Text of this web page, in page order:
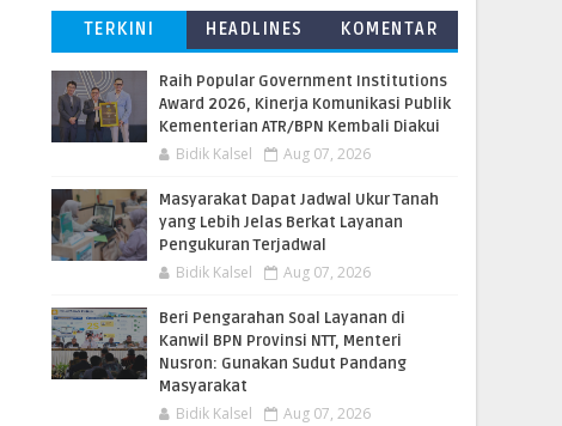
TERKINI HEADLINES KOMENTAR
Raih Popular Government Institutions
Award 2026, Kinerja Komunikasi Publik
Kementerian ATR/BPN Kembali Diakui
Bidik Kalsel Aug 07, 2026
Masyarakat Dapat Jadwal Ukur Tanah
yang Lebih Jelas Berkat Layanan
Pengukuran Terjadwal
Bidik Kalsel Aug 07, 2026
Beri Pengarahan Soal Layanan di
Kanwil BPN Provinsi NTT, Menteri
Nusron: Gunakan Sudut Pandang
Masyarakat
Bidik Kalsel Aug 07, 2026